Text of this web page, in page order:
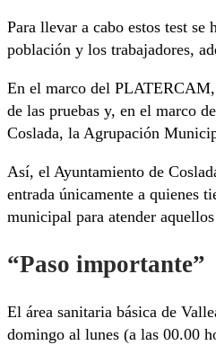
Para llevar a cabo estos test
población y los trabajadores,
En el marco del PLATERCAM,
de las pruebas y, en el marco
Coslada, la Agrupación
Así, el Ayuntamiento de
entrada únicamente a quienes
municipal para atender
“Paso importante”
El área sanitaria básica de
domingo al lunes (a las 00.00